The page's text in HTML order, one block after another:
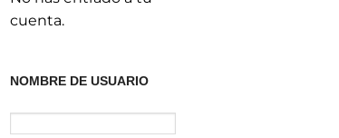
cuenta.
NOMBRE DE USUARIO